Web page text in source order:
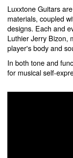
Luxxtone Guitars
materials, coupled
designs. Each and
Luthier Jerry Bizon,
player's body and
In both tone and
for musical self-